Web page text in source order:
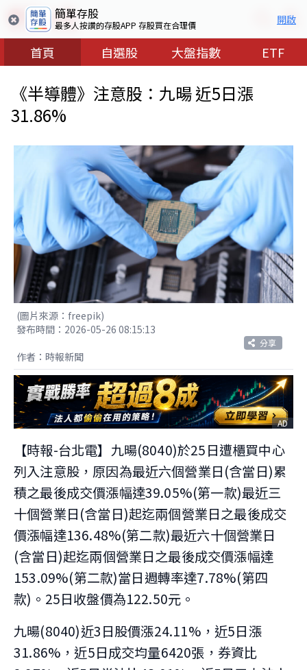
簡單存股
最多人按讚的存股APP 存股買在合理價 開啟
首頁 自選股 大盤指數 ETF
《半導體》注意股：九暘 近5日漲
31.86%
(圖片來源：freepik)
發布時間：2026-05-26 08:15:13
分享
作者：時報新聞
AD
【時報-台北電】九暘(8040)於25日遭櫃買中心
列入注意股，原因為最近六個營業日(含當日)累
積之最後成交價漲幅達39.05%(第一款)最近三
十個營業日(含當日)起迄兩個營業日之最後成交
價漲幅達136.48%(第二款)最近六十個營業日
(含當日)起迄兩個營業日之最後成交價漲幅達
153.09%(第二款)當日週轉率達7.78%(第四
款)。25日收盤價為122.50元。
九暘(8040)近3日股價漲24.11%，近5日漲
31.86%，近5日成交均量6420張，券資比